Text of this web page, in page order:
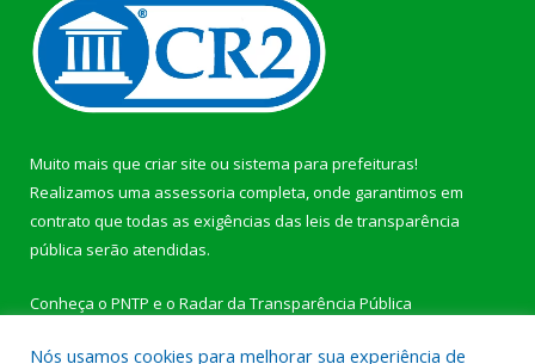
Muito mais que criar site ou sistema para prefeituras!
Realizamos uma assessoria completa, onde garantimos em
contrato que todas as exigências das leis de transparência
pública serão atendidas.
Conheça o PNTP e o Radar da Transparência Pública
Nós usamos cookies para melhorar sua experiência de